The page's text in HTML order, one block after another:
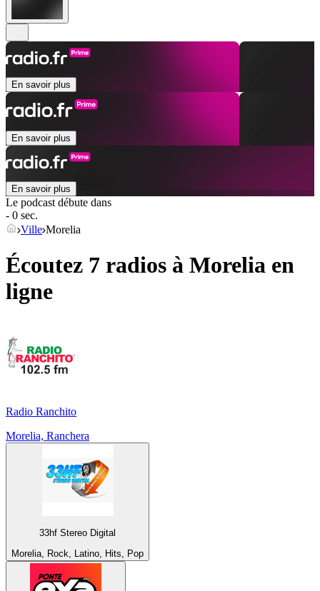
En savoir plus
En savoir plus
En savoir plus
Le podcast débute dans
- 0 sec.
Ville Morelia
Écoutez 7 radios à Morelia en
ligne
Radio Ranchito
Morelia, Ranchera
33hf Stereo Digital
Morelia, Rock, Latino, Hits, Pop